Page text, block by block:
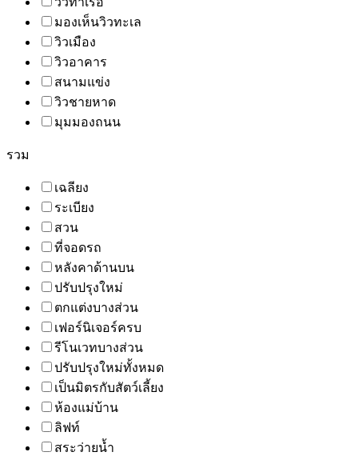
มองเห็นวิวทะเล
วิวเมือง
วิวอาคาร
สนามแข่ง
วิวชายหาด
มุมมองถนน
รวม
เฉลียง
ระเบียง
สวน
ที่จอดรถ
หลังคาด้านบน
ปรับปรุงใหม่
ตกแต่งบางส่วน
เฟอร์นิเจอร์ครบ
รีโนเวทบางส่วน
ปรับปรุงใหม่ทั้งหมด
เป็นมิตรกับสัตว์เลี้ยง
ห้องแม่บ้าน
ลิฟท์
สระว่ายน้ำ